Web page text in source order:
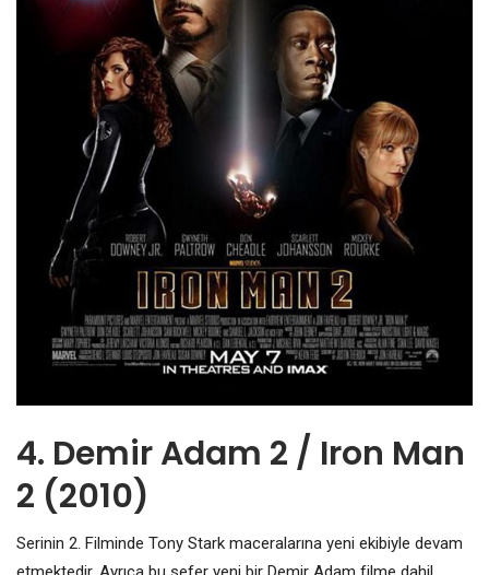
4. Demir Adam 2 / Iron Man
2 (2010)
Serinin 2. Filminde Tony Stark maceralarına yeni ekibiyle devam